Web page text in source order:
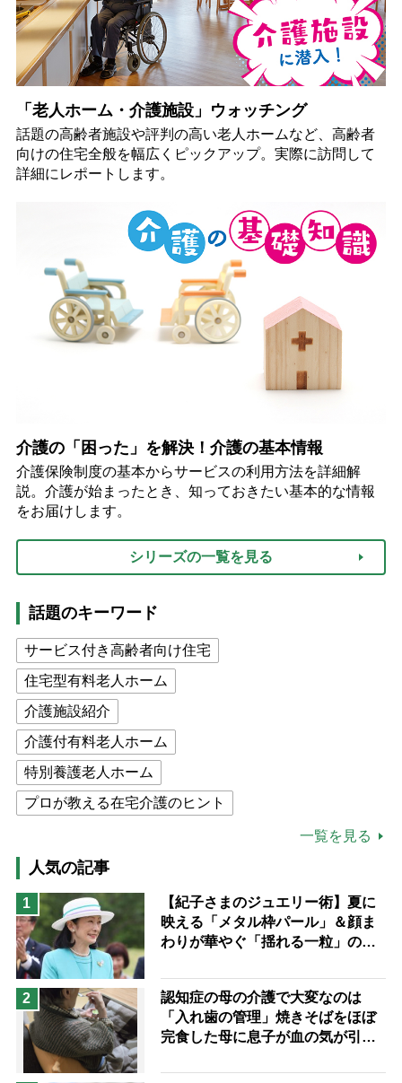
「老人ホーム・介護施設」ウォッチング
話題の高齢者施設や評判の高い老人ホームなど、高齢者
向けの住宅全般を幅広くピックアップ。実際に訪問して
詳細にレポートします。
介護の「困った」を解決！介護の基本情報
介護保険制度の基本からサービスの利用方法を詳細解
説。介護が始まったとき、知っておきたい基本的な情報
をお届けします。
シリーズの一覧を見る
話題のキーワード
サービス付き高齢者向け住宅
住宅型有料老人ホーム
介護施設紹介
介護付有料老人ホーム
特別養護老人ホーム
プロが教える在宅介護のヒント
高木ブー
ケアマネジャー
猫が母になつきません
息子の遠距離介護サバイバル術
兄がボケました
予防法
一覧を見る
人気の記事
1
【紀子さまのジュエリー術】夏に
映える「メタル枠パール」＆顔ま
わりが華やぐ「揺れる一粒」の使
2
認知症の母の介護で大変なのは
「入れ歯の管理」焼きそばをほぼ
完食した母に息子が血の気が引い